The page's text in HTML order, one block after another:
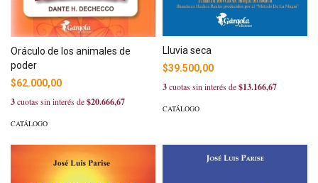
Oráculo de los animales de
poder
$62.000,00
3cuotas sin interés de$20.666,67
CATÁLOGO
Lluvia seca
$39.500,00
3cuotas sin interés de$13.166,67
CATÁLOGO